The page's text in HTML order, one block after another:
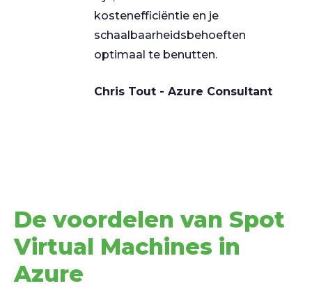
kostenefficiëntie en je
schaalbaarheidsbehoeften
optimaal te benutten.
Chris Tout - Azure Consultant
De voordelen van Spot
Virtual Machines in
Azure